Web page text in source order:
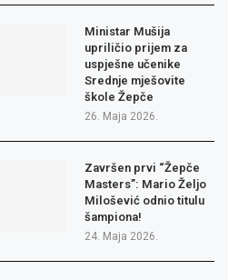
Ministar Mušija
upriličio prijem za
uspješne učenike
Srednje mješovite
škole Žepče
26. Maja 2026.
Završen prvi “Žepče
Masters”: Mario Željo
Milošević odnio titulu
šampiona!
24. Maja 2026.